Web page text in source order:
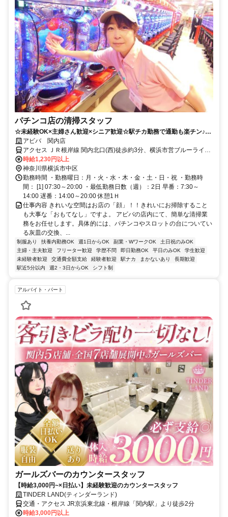
パチンコ店の清掃スタッフ
☆未経験OK×主婦さん歓迎×シニア歓迎☆駅チカ勤務で通勤も楽チン♪積
極採用中
アビバ 関内店
アクセス ＪＲ根岸線 関内北口(西)徒歩約3分、横浜市営ブルーライン
関内北口(西)徒歩約3分、横浜市営ブルーライン 伊勢佐木長者町3A口
徒歩約6分
時給1,230円以上
神奈川県横浜市中区
勤務時間 ・勤務曜日：月・火・水・木・金・土・日・祝 ・勤務時
間： [1] 07:30～20:00 ・最低勤務日数（週）：2日 早番：7:30～
14:00 遅番：14:00～20:00 休憩1Ｈ
仕事内容 きれいな空間はお店の「顔」！！きれいにお掃除すること
も大事な「おもてなし」ですよ。 アビバの店内にて、簡単な清掃業
務をお任せします。具体的には、パチンコやスロットの台についてい
る灰皿の交換、...
制服あり 扶養内勤務OK 週1日からOK 副業・WワークOK
土日祝のみOK
主婦・主夫歓迎
フリーター歓迎 学歴不問 即日勤務OK 平日のみOK
学生歓迎
未経験者歓迎
交通費全額支給 経験者歓迎 駅ナカ まかないあり
長期歓迎
駅近5分以内
週2・3日からOK シフト制
アルバイト・パート
ガールズバーのカウンタースタッフ
【時給3,000円~×日払い】未経験歓迎のカウンタースタッフ
TINDER LAND(ティンダーランド)
交通・アクセス JR京浜東北線・根岸線「関内駅」より徒歩2分
時給3,000円以上